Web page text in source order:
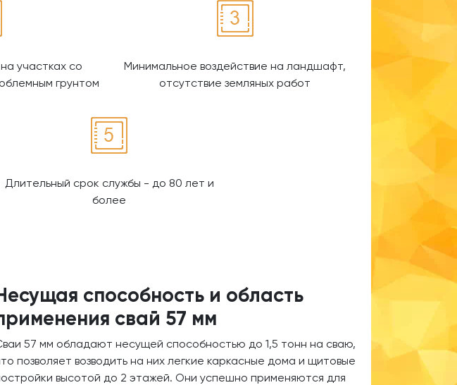
участках со
грунтом
Минимальное воздействие на ландшафт,
отсутствие земляных работ
Длительный срок службы - до 80 лет и
более
способность и область
свай 57 мм
57 мм обладают несущей способностью до 1,5 тонн на сваю,
позволяет возводить на них легкие каркасные дома и щитовые
высотой до 2 этажей. Они успешно применяются для